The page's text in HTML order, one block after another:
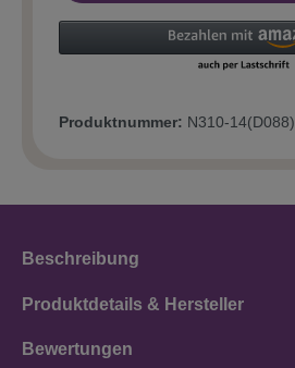
Produktnummer: N310-14(D088)
Beschreibung
Produktdetails & Hersteller
Bewertungen